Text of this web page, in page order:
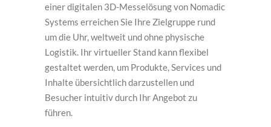
einer digitalen 3D-Messelösung von Nomadic
Systems erreichen Sie Ihre Zielgruppe rund
um die Uhr, weltweit und ohne physische
Logistik. Ihr virtueller Stand kann flexibel
gestaltet werden, um Produkte, Services und
Inhalte übersichtlich darzustellen und
Besucher intuitiv durch Ihr Angebot zu
führen.